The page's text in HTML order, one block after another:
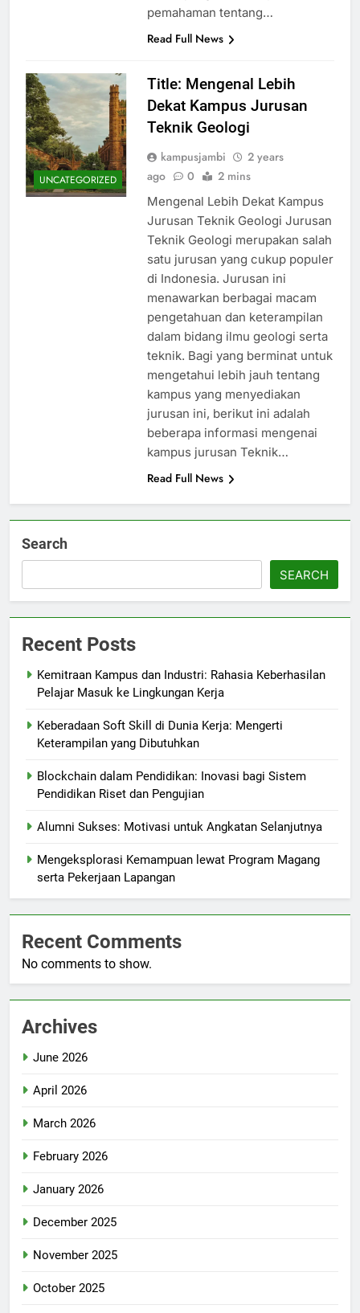
pemahaman tentang…
Read Full News
UNCATEGORIZED
Title: Mengenal Lebih
Dekat Kampus Jurusan
Teknik Geologi
kampusjambi
2 years
ago
0 2 mins
Mengenal Lebih Dekat Kampus
Jurusan Teknik Geologi Jurusan
Teknik Geologi merupakan salah
satu jurusan yang cukup populer
di Indonesia. Jurusan ini
menawarkan berbagai macam
pengetahuan dan keterampilan
dalam bidang ilmu geologi serta
teknik. Bagi yang berminat untuk
mengetahui lebih jauh tentang
kampus yang menyediakan
jurusan ini, berikut ini adalah
beberapa informasi mengenai
kampus jurusan Teknik…
Read Full News
Search
SEARCH
Recent Posts
Kemitraan Kampus dan Industri: Rahasia Keberhasilan
Pelajar Masuk ke Lingkungan Kerja
Keberadaan Soft Skill di Dunia Kerja: Mengerti
Keterampilan yang Dibutuhkan
Blockchain dalam Pendidikan: Inovasi bagi Sistem
Pendidikan Riset dan Pengujian
Alumni Sukses: Motivasi untuk Angkatan Selanjutnya
Mengeksplorasi Kemampuan lewat Program Magang
serta Pekerjaan Lapangan
Recent Comments
No comments to show.
Archives
June 2026
April 2026
March 2026
February 2026
January 2026
December 2025
November 2025
October 2025